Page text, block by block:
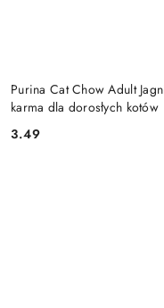
Purina Cat Chow Adult
karma dla dorosłych kotów
Cena:
3.49